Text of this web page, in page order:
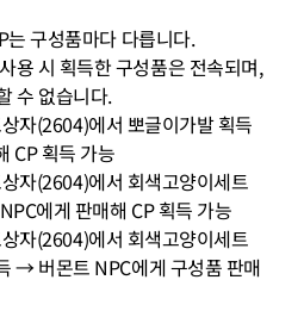
는 구성품마다 다릅니다.
용 시 획득한 구성품은 전속되며,
수 없습니다.
자(2604)에서 뽀글이가발 획득
CP획득 가능
자(2604)에서 회색고양이세트
NPC에게 판매해 CP획득 가능
자(2604)에서 회색고양이세트
→버몬트 NPC에게 구성품 판매